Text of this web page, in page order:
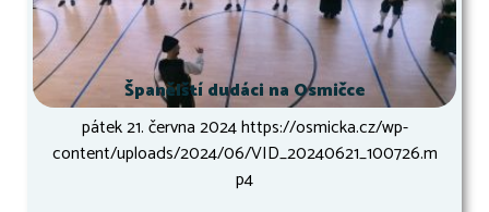
Španělští dudáci na Osmičce
pátek 21. června 2024 https://osmicka.cz/wp-
content/uploads/2024/06/VID_20240621_100726.m
p4